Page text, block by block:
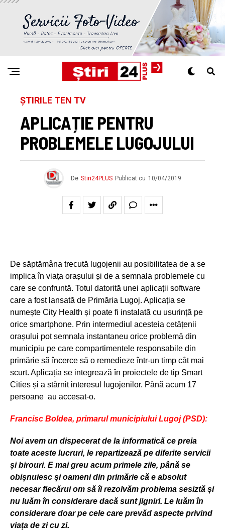
ȘTIRILE TEN TV
APLICAȚIE PENTRU
PROBLEMELE LUGOJULUI
De Stiri24PLUS Publicat cu 10/04/2019
De săptămâna trecută lugojenii au posibilitatea de a se
implica în viața orașului și de a semnala problemele cu
care se confruntă. Totul datorită unei aplicații software
care a fost lansată de Primăria Lugoj. Aplicația se
numește City Health și poate fi instalată cu usurință pe
orice smartphone. Prin intermediul acesteia cetățenii
orașului pot semnala instantaneu orice problemă din
municipiu pe care compartimentele responsabile din
primărie să încerce să o remedieze într-un timp cât mai
scurt. Aplicația se integrează în proiectele de tip Smart
Cities și a stârnit interesul lugojenilor. Până acum 17
persoane au accesat-o.
Francisc Boldea, primarul municipiului Lugoj (PSD):
Noi avem un dispecerat de la informatică ce preia
toate aceste lucruri, le repartizează pe diferite servicii
și birouri. E mai greu acum primele zile, până se
obișnuiesc și oameni din primărie că e absolut
necesar fiecărui om să îi rezolvăm problema sesiztă și
nu luăm în considerare dacă sunt jigniri. Le luăm în
considerare doar pe cele care prevăd aspecte privind
viața de zi cu zi.